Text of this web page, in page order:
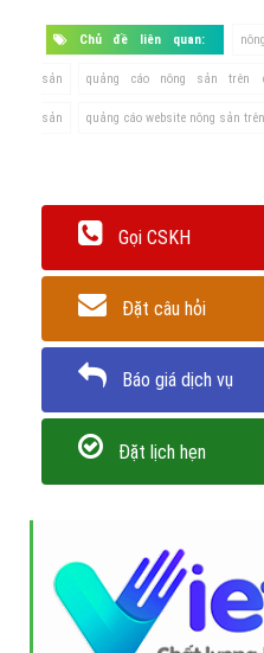
Chủ đề liên quan:
sản quảng cáo nông sản trên
sản quảng cáo website nông sản
Gọi CSKH
Đặt câu hỏi
Báo giá dịch vụ
Đặt lịch hẹn